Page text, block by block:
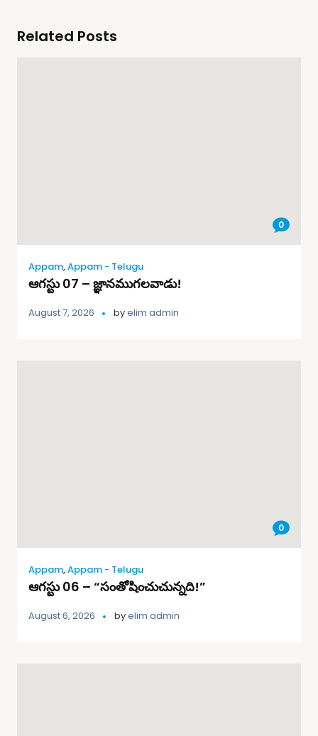
Related Posts
0
Appam,Appam - Telugu
ఆగస్టు 07 – జ్ఞానముగలవాడు!
August 7, 2026 byelim admin
0
Appam,Appam - Telugu
ఆగస్టు 06 – “సంతోషించుచున్నది!”
August 6, 2026 byelim admin